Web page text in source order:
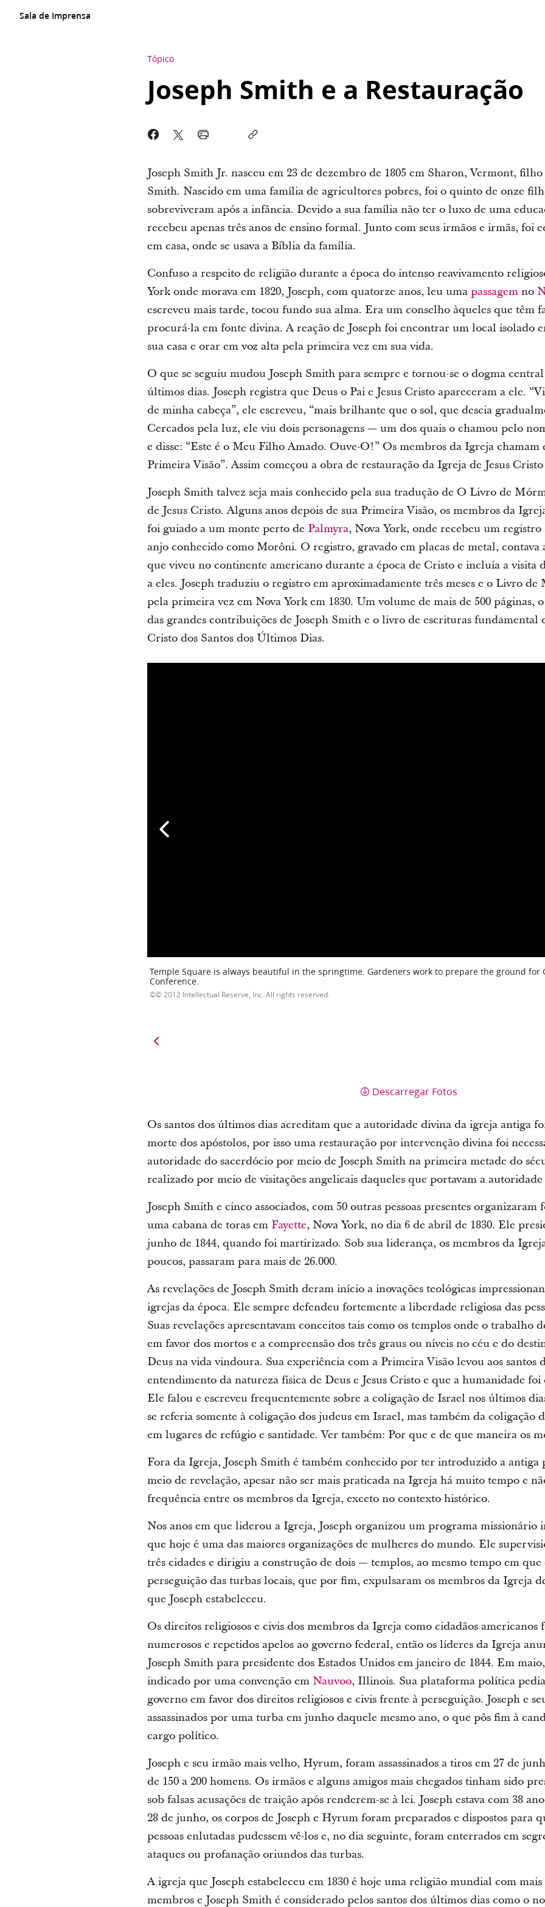
Sala de Imprensa
Tópico
Joseph Smith e a Restauração
Joseph Smith Jr. nasceu em 23 de dezembro de 1805 em Sharon, Vermont,
Smith. Nascido em uma família de agricultores pobres, foi o quinto de onze
sobreviveram após a infância. Devido a sua família não ter o luxo de uma
recebeu apenas três anos de ensino formal. Junto com seus irmãos e irmãs, foi
em casa, onde se usava a Bíblia da família.
Confuso a respeito de religião durante a época do intenso reavivamento
York onde morava em 1820, Joseph, com quatorze anos, leu uma passagemno
escreveu mais tarde, tocou fundo sua alma. Era um conselho àqueles que têm
procurá-la em fonte divina. A reação de Joseph foi encontrar um local isolado
sua casa e orar em voz alta pela primeira vez em sua vida.
O que se seguiu mudou Joseph Smith para sempre e tornou-se o dogma
últimos dias. Joseph registra que Deus o Pai e Jesus Cristo apareceram a ele.
de minha cabeça”, ele escreveu, “mais brilhante que o sol, que descia
Cercados pela luz, ele viu dois personagens — um dos quais o chamou pelo
e disse: “Este é o Meu Filho Amado. Ouve-O!” Os membros da Igreja chamam
Primeira Visão”. Assim começou a obra de restauração da Igreja de Jesus
Joseph Smith talvez seja mais conhecido pela sua tradução de O Livro de
de Jesus Cristo. Alguns anos depois de sua Primeira Visão, os membros da
foi guiado a um monte perto de Palmyra, Nova York, onde recebeu um registro
anjo conhecido como Morôni. O registro, gravado em placas de metal, contava
que viveu no continente americano durante a época de Cristo e incluía a visita
a eles. Joseph traduziu o registro em aproximadamente três meses e o Livro
pela primeira vez em Nova York em 1830. Um volume de mais de 500
das grandes contribuições de Joseph Smith e o livro de escrituras fundamental
Cristo dos Santos dos Últimos Dias.
Temple Square is always beautiful in the springtime. Gardeners work to prepare the ground for
Conference.
© 2012 Intellectual Reserve, Inc. All rights reserved.
Descarregar Fotos
Os santos dos últimos dias acreditam que a autoridade divina da igreja antiga
morte dos apóstolos, por isso uma restauração por intervenção divina foi
autoridade do sacerdócio por meio de Joseph Smith na primeira metade do
realizado por meio de visitações angelicais daqueles que portavam a
Joseph Smith e cinco associados, com 50 outras pessoas presentes
uma cabana de toras em Fayette, Nova York, no dia 6 de abril de 1830. Ele
junho de 1844, quando foi martirizado. Sob sua liderança, os membros da
poucos, passaram para mais de 26.000.
As revelações de Joseph Smith deram início a inovações teológicas
igrejas da época. Ele sempre defendeu fortemente a liberdade religiosa das
Suas revelações apresentavam conceitos tais como os templos onde o trabalho
em favor dos mortos e a compreensão dos três graus ou níveis no céu e do
Deus na vida vindoura. Sua experiência com a Primeira Visão levou aos santos
entendimento da natureza física de Deus e Jesus Cristo e que a humanidade
Ele falou e escreveu frequentemente sobre a coligação de Israel nos últimos
se referia somente à coligação dos judeus em Israel, mas também da coligação
em lugares de refúgio e santidade. Ver também: Por que e de que maneira os
Fora da Igreja, Joseph Smith é também conhecido por ter introduzido a
meio de revelação, apesar não ser mais praticada na Igreja há muito tempo e
frequência entre os membros da Igreja, exceto no contexto histórico.
Nos anos em que liderou a Igreja, Joseph organizou um programa
que hoje é uma das maiores organizações de mulheres do mundo. Ele
três cidades e dirigiu a construção de dois — templos, ao mesmo tempo em que
perseguição das turbas locais, que por fim, expulsaram os membros da Igreja
que Joseph estabeleceu.
Os direitos religiosos e civis dos membros da Igreja como cidadãos americanos
numerosos e repetidos apelos ao governo federal, então os líderes da Igreja
Joseph Smith para presidente dos Estados Unidos em janeiro de 1844. Em
indicado por uma convenção em Nauvoo, Illinois. Sua plataforma política
governo em favor dos direitos religiosos e civis frente à perseguição. Joseph e
assassinados por uma turba em junho daquele mesmo ano, o que pôs fim à
cargo político.
Joseph e seu irmão mais velho, Hyrum, foram assassinados a tiros em 27 de
de 150 a 200 homens. Os irmãos e alguns amigos mais chegados tinham sido
sob falsas acusações de traição após renderem-se à lei. Joseph estava com 38
28 de junho, os corpos de Joseph e Hyrum foram preparados e dispostos para
pessoas enlutadas pudessem vê-los e, no dia seguinte, foram enterrados em
ataques ou profanação oriundos das turbas.
A igreja que Joseph estabeleceu em 1830 é hoje uma religião mundial com
membros e Joseph Smith é considerado pelos santos dos últimos dias como o